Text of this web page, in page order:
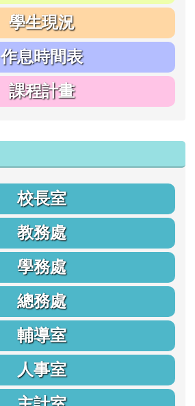
學生現況
作息時間表
課程計畫
校長室
教務處
學務處
總務處
輔導室
人事室